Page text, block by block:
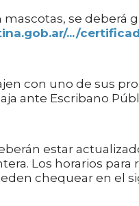
mascotas, se
.../
con uno de sus
ante Escribano
estar
Los horarios
chequear en el